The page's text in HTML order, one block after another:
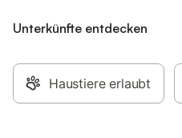
Unterkünfte entdecken
Haustiere erlaubt